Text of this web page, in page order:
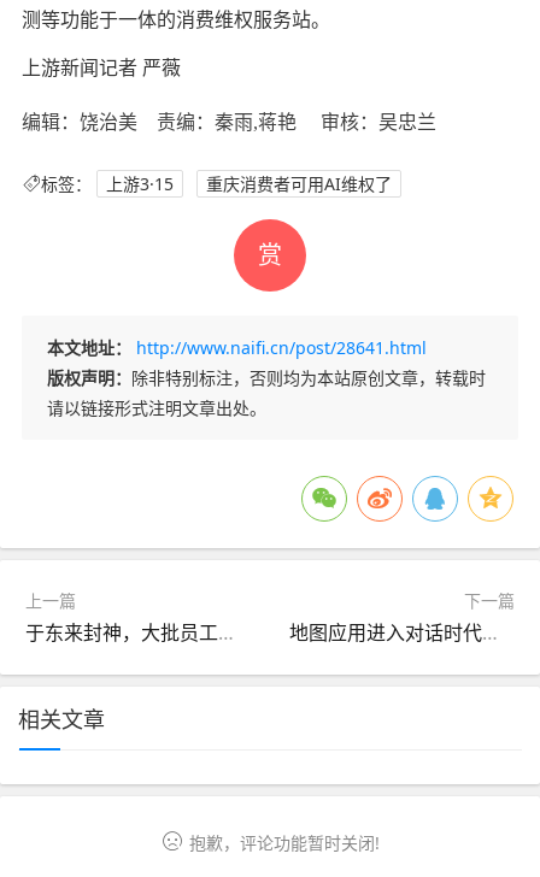
测等功能于一体的消费维权服务站。
上游新闻记者 严薇
编辑：饶治美 责编：秦雨,蒋艳 审核：吴忠兰
标签： 上游3·15 重庆消费者可用AI维权了
赏
本文地址：
http://www.naifi.cn/post/28641.html
版权声明： 除非特别标注，否则均为本站原创文章，转载时
请以链接形式注明文章出处。
上一篇
于东来封神，大批员工跟他发财了
下一篇
地图应用进入对话时代：谷歌为旗下软件推出AI问答功能
相关文章
抱歉，评论功能暂时关闭!